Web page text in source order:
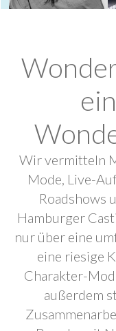
Wir vermitteln
Mode, Live-
Roadshows
Hamburger
nur über eine
eine riesige
Charakter-
außerdem